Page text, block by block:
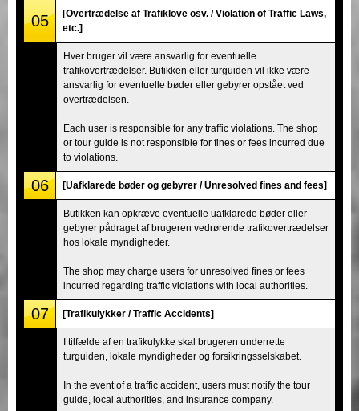
05
[Overtrædelse af Trafiklove osv. / Violation of Traffic Laws,
etc.]
Hver bruger vil være ansvarlig for eventuelle
trafikovertrædelser. Butikken eller turguiden vil ikke være
ansvarlig for eventuelle bøder eller gebyrer opstået ved
overtrædelsen.
Each user is responsible for any traffic violations. The shop
or tour guide is not responsible for fines or fees incurred due
to violations.
06 [Uafklarede bøder og gebyrer / Unresolved fines and fees]
Butikken kan opkræve eventuelle uafklarede bøder eller
gebyrer pådraget af brugeren vedrørende trafikovertrædelser
hos lokale myndigheder.
The shop may charge users for unresolved fines or fees
incurred regarding traffic violations with local authorities.
07 [Trafikulykker / Traffic Accidents]
I tilfælde af en trafikulykke skal brugeren underrette
turguiden, lokale myndigheder og forsikringsselskabet.
In the event of a traffic accident, users must notify the tour
guide, local authorities, and insurance company.